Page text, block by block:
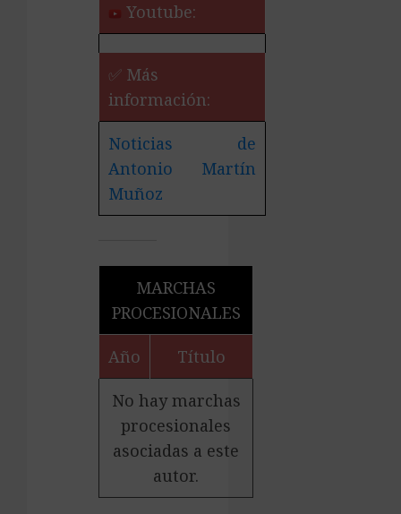
Youtube:
✅ Más
información:
Noticias de
Antonio Martín
Muñoz
MARCHAS
PROCESIONALES
Año Título
No hay marchas
procesionales
asociadas a este
autor.